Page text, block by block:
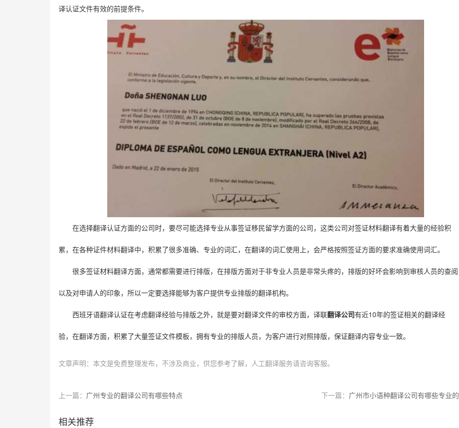
译认证文件有效的前提条件。
在选择翻译认证方面的公司时，要尽可能选择专业从事签证移民留学方面的公司，这类公司对签证材料翻译有着大量的经验积
累，在各种证件材料翻译中，积累了很多准确、专业的词汇，在翻译的词汇使用上，会严格按照签证方面的要求准确使用词汇。
很多签证材料翻译方面，通常都需要进行排版，在排版方面对于非专业人员是非常头疼的，排版的好坏会影响到审核人员的查阅
以及对申请人的印象，所以一定要选择能够为客户提供专业排版的翻译机构。
西班牙语翻译认证在考虑翻译经验与排版之外，就是要对翻译文件的审校方面，译联翻译公司 有近10年的签证相关的翻译经
验，在翻译方面，积累了大量签证文件模板，拥有专业的排版人员，为客户进行对照排版，保证翻译内容专业一致。
文章声明：本文是免费整理发布，不涉及商业，供您参考了解，人工翻译服务请咨询客服。
上一篇： 广州专业的翻译公司有哪些特点 下一篇： 广州市小语种翻译公司有哪些专业的
相关推荐